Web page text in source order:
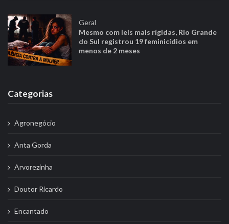
Geral
Mesmo com leis mais rígidas, Rio Grande
do Sul registrou 19 feminicídios em
menos de 2 meses
Categorias
Agronegócio
Anta Gorda
Arvorezinha
Doutor Ricardo
Encantado